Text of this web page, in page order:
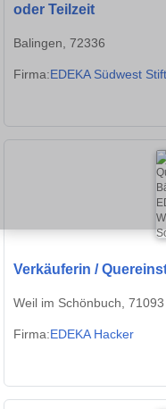
oder Teilzeit
Balingen, 72336
Firma:EDEKA Südwest
Verkäuferin /
Weil im Schönbuch, 71093
Firma:EDEKA Hacker